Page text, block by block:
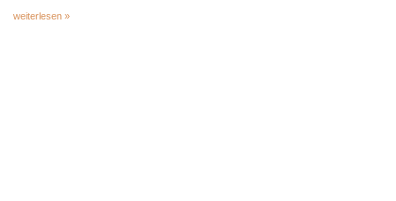
weiterlesen »